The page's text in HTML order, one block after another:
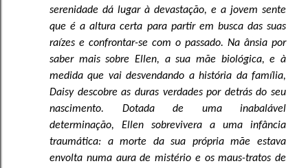
serenidade dá lugar à devastação, e a jovem sente
que é a altura certa para partir em busca das suas
raízes e confrontar-se com o passado. Na ânsia por
saber mais sobre Ellen, a sua mãe biológica, e à
medida que vai desvendando a história da família,
Daisy descobre as duras verdades por detrás do seu
nascimento. Dotada de uma inabalável
determinação, Ellen sobrevivera a uma infância
traumática: a morte da sua própria mãe estava
envolta numa aura de mistério e os maus-tratos de